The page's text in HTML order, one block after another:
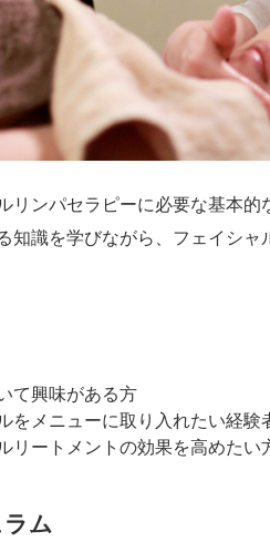
リンパセラピーに必要な基本
知識を学びながら、フェイシャ
て興味がある方
をメニューに取り入れたい経験
リートメントの効果を高めたい
ム